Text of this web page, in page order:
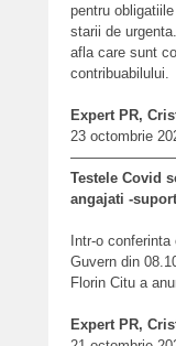
pentru
starii de urgenta.
afla care sunt
contribuabilului.
Expert PR,
23 octombrie
Testele Covid
angajati -
Intr-o
Guvern din
Florin Citu a
Expert PR,